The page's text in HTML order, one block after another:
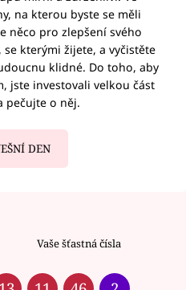
na kterou byste se měli
něco pro zlepšení svého
kterými žijete, a vyčistěte
klidné. Do toho, aby
jste investovali velkou část
pečujte o něj.
DEN
Vaše šťastná čísla